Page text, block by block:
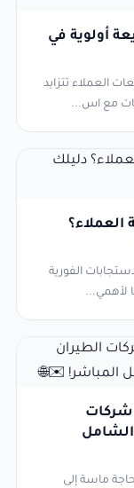
أولوية في
العملاء تتزايد
مع اس...
الفورية
لأهمي...
شركات
الشامل
ماسة إلى